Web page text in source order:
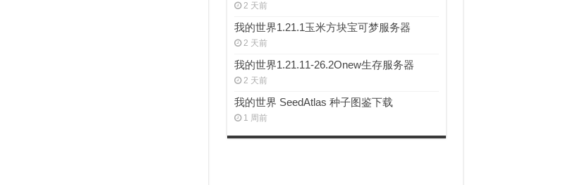
2 天前
我的世界1.21.1玉米方块宝可梦服务器
2 天前
我的世界1.21.11-26.2Onew生存服务器
2 天前
我的世界 SeedAtlas 种子图鉴下载
1 周前